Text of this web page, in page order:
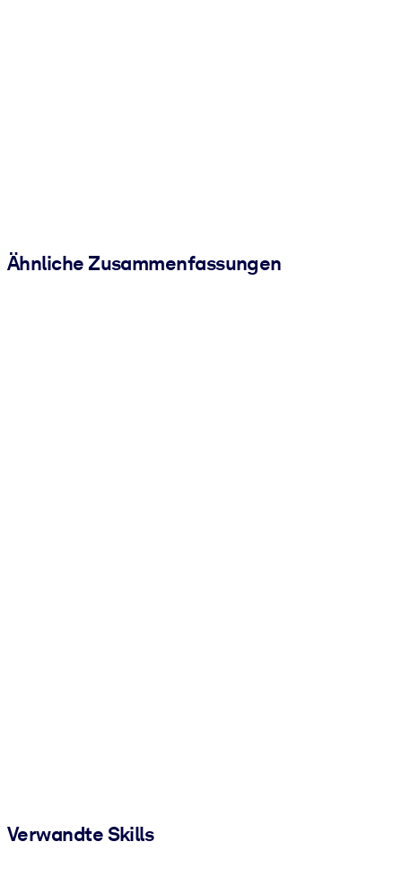
Ähnliche Zusammenfassungen
Verwandte Skills